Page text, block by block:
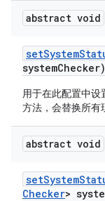
abstract void
setSystem
systemChecker)
用于在此配置中设
方法，会替换所有
abstract void
setSystem
Checker>